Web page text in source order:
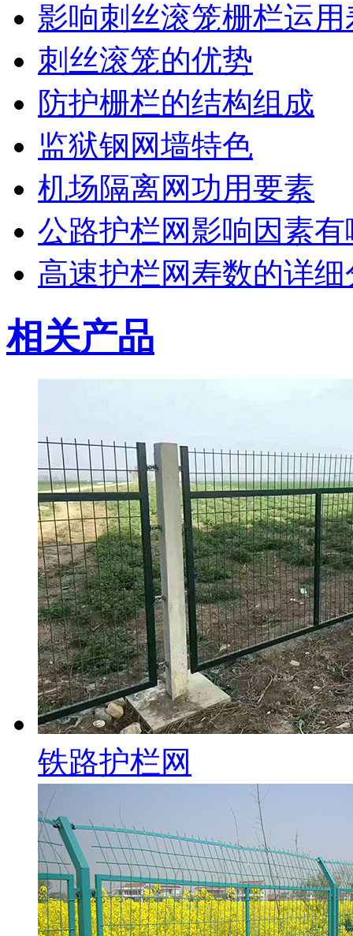
影响刺丝滚笼栅栏运
刺丝滚笼的优势
防护栅栏的结构组成
监狱钢网墙特色
机场隔离网功用要素
公路护栏网影响因素
高速护栏网寿数的详细
相关产品
铁路护栏网